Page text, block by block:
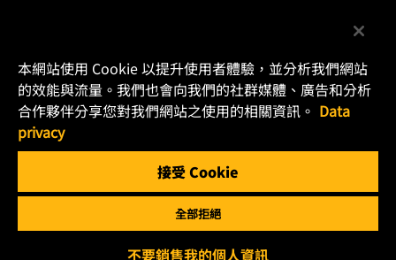
賽車產品
聯絡我們
職涯發展
Instagram
YouTube
Copyright 2024 MANN+HUMMEL. All rights reserved.
本網站使用 Cookie 以提升使用者體驗，並分析我們網站
的效能與流量。我們也會向我們的社群媒體、廣告和分析
合作夥伴分享您對我們網站之使用的相關資訊。 Data
privacy
接受 Cookie
全部拒絕
不要銷售我的個人資訊